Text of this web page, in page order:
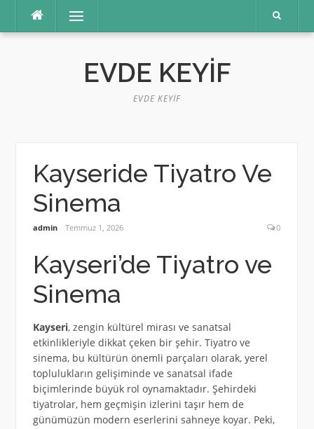
Menü
EVDE KEYIF
EVDE KEYIF
Kayseride Tiyatro Ve
Sinema
admin Temmuz 1, 2026 0
Kayseri’de Tiyatro ve
Sinema
Kayseri, zengin kültürel mirası ve sanatsal
etkinlikleriyle dikkat çeken bir şehir. Tiyatro ve
sinema, bu kültürün önemli parçaları olarak, yerel
toplulukların gelişiminde ve sanatsal ifade
biçimlerinde büyük rol oynamaktadır. Şehirdeki
tiyatrolar, hem geçmişin izlerini taşır hem de
günümüzün modern eserlerini sahneye koyar. Peki,